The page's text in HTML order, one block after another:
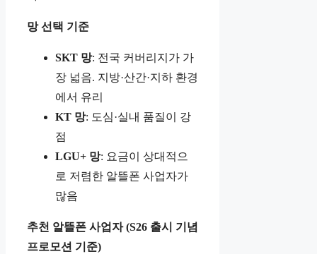
망 선택 기준
SKT 망: 전국 커버리지가 가
장 넓음. 지방·산간·지하 환경
에서 유리
KT 망: 도심·실내 품질이 강
점
LGU+ 망: 요금이 상대적으
로 저렴한 알뜰폰 사업자가
많음
추천 알뜰폰 사업자 (S26 출시 기념
프로모션 기준)